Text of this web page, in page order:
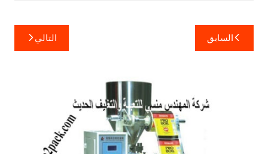
تصفّح
المقالات
السابق التالي